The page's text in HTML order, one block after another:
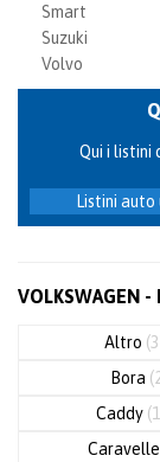
Smart
Suzuki
Volvo
Qui i listini
Listini auto
VOLKSWAGEN -
Altro
Bora
Caddy
Caravelle